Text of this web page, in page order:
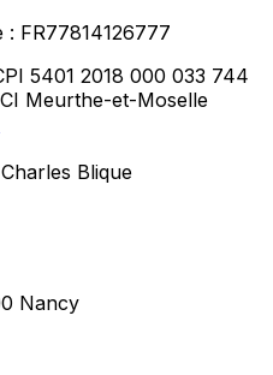
FR77814126777
5401 2018 000 033 744
Meurthe-et-Moselle
Blique
Nancy